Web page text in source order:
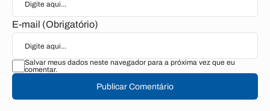
E-mail (Obrigatório)
Salvar meus dados neste navegador para a próxima vez que eu
comentar.
Publicar Comentário